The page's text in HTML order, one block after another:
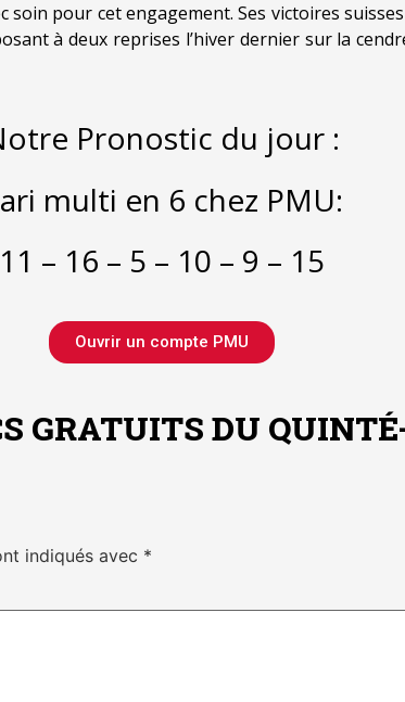
soin pour cet engagement. Ses victoires
à deux reprises l’hiver dernier sur la
Pronostic du jour :
multi en 6 chez PMU:
11 – 16 – 5 – 10 – 9 – 15
Ouvrir un compte PMU
GRATUITS DU
indiqués avec *